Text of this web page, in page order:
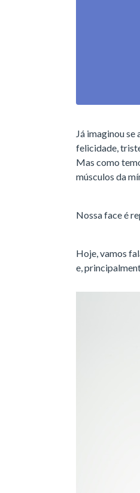
Já imaginou
felicidade,
Mas como
músculos da
Nossa face é
Hoje, vamos
e,